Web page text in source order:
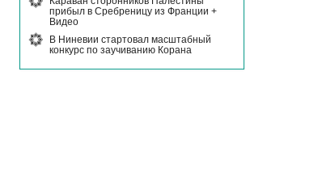
прибыл в Сребреницу из Франции +
Видео
В Ниневии стартовал масштабный
конкурс по заучиванию Корана